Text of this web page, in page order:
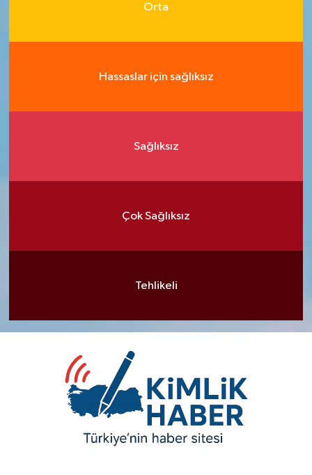
Orta
Hassaslar için sağlıksız
Sağlıksız
Çok Sağlıksız
Tehlikeli